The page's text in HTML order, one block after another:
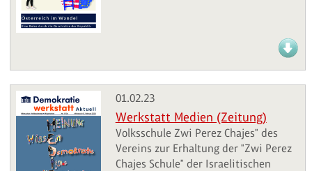
01.02.23
Werkstatt Medien (Zeitung)
Volksschule Zwi Perez Chajes" des
Vereins zur Erhaltung der "Zwi Perez
Chajes Schule" der Israelitischen